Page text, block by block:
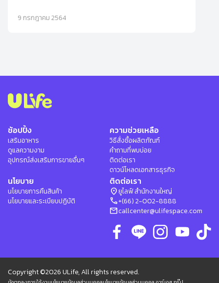
9 กรกฎาคม 2564
ช้อปปิ้ง
เสริมอาหาร
ดูแลความงาม
อุปกรณ์ส่งเสริมการขายอื่นๆ
ความช่วยเหลือ
วิธีสั่งซื้อผลิตภัณฑ์
คำถามที่พบบ่อย
ติดต่อเรา
ดาวน์โหลดเอกสารธุรกิจ
นโยบาย
นโยบายการคืนสินค้า
นโยบายและระเบียบปฏิบัติ
ติดต่อเรา
location_onยูไลฟ์ สำนักงานใหญ่
phone+(66) 2-002-8888
mailcallcenter@ulifespace.com
Copyright ©2026 ULife, All rights reserved.